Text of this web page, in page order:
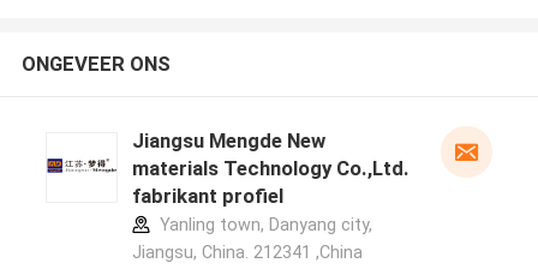
ONGEVEER ONS
Jiangsu Mengde New
materials Technology Co.,Ltd.
fabrikant profiel
Yanling town, Danyang city,
Jiangsu, China. 212341 ,China